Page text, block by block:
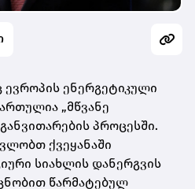
ენერგეტიკული
„მწვანე
პროცესში.
ქვეყანაში
სიახლის დანერგვის
წარმატებულ